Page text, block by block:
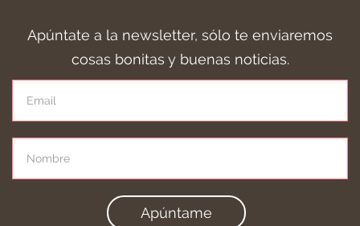
Apúntate a la newsletter, sólo te enviaremos
cosas bonitas y buenas noticias.
Apúntame